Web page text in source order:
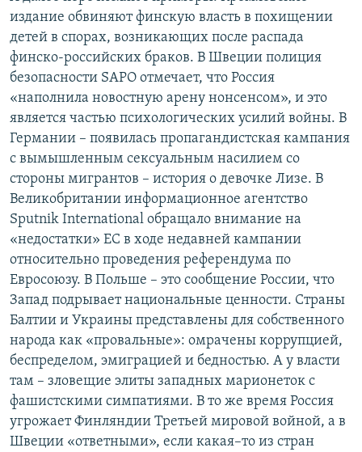
издание обвиняют финскую власть в похищении
детей в спорах, возникающих после распада
финско-российских браков. В Швеции полиция
безопасности SAPO отмечает, что Россия
«наполнила новостную арену нонсенсом», и это
является частью психологических усилий войны. В
Германии – появилась пропагандистская кампания
с вымышленным сексуальным насилием со
стороны мигрантов – история о девочке Лизе. В
Великобритании информационное агентство
Sputnik International обращало внимание на
«недостатки» ЕС в ходе недавней кампании
относительно проведения референдума по
Евросоюзу. В Польше – это сообщение России, что
Запад подрывает национальные ценности. Страны
Балтии и Украины представлены для собственного
народа как «провальные»: омрачены коррупцией,
беспределом, эмиграцией и бедностью. А у власти
там – зловещие элиты западных марионеток с
фашистскими симпатиями. В то же время Россия
угрожает Финляндии Третьей мировой войной, а в
Швеции «ответными», если какая–то из стран